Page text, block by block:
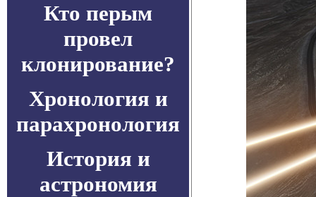
Кто перым
провел
клонирование?
Хронология и
парахронология
История и
астрономия